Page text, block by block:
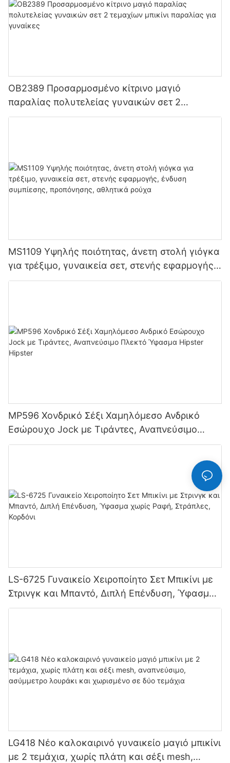
OB2389 Προσαρμοσμένο κίτρινο μαγιό
παραλίας πολυτελείας γυναικών σετ 2
τεμαχίων μπικίνι παραλίας για γυναίκες
MS1109 Υψηλής ποιότητας, άνετη στολή γιόγκα
για τρέξιμο, γυναικεία σετ, στενής εφαρμογής,
ένδυση συμπίεσης, προπόνησης, αθλητικά
MP596 Χονδρικό Σέξι Χαμηλόμεσο Ανδρικό
Εσώρουχο Jock με Τιράντες, Αναπνεύσιμο
Πλεκτό Ύφασμα Hipster Hipster
LS-6725 Γυναικείο Χειροποίητο Σετ Μπικίνι με
Στρινγκ και Μπαντό, Διπλή Επένδυση, Ύφασμα
χωρίς Ραφή, Στράπλες, Κορδόνι
LG418 Νέο καλοκαιρινό γυναικείο μαγιό μπικίνι
με 2 τεμάχια, χωρίς πλάτη και σέξι mesh,